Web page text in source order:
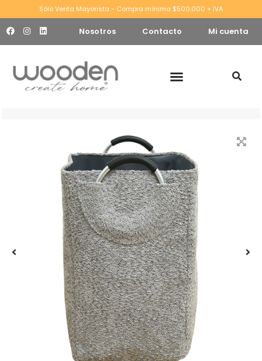
Sólo Venta Mayorista - Compra mínima $500.000 + IVA
Nosotros Contacto Mi cuenta